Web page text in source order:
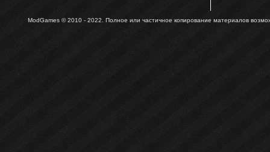
ModGames © 2010 - 2022. Полное или частичное копирование материалов